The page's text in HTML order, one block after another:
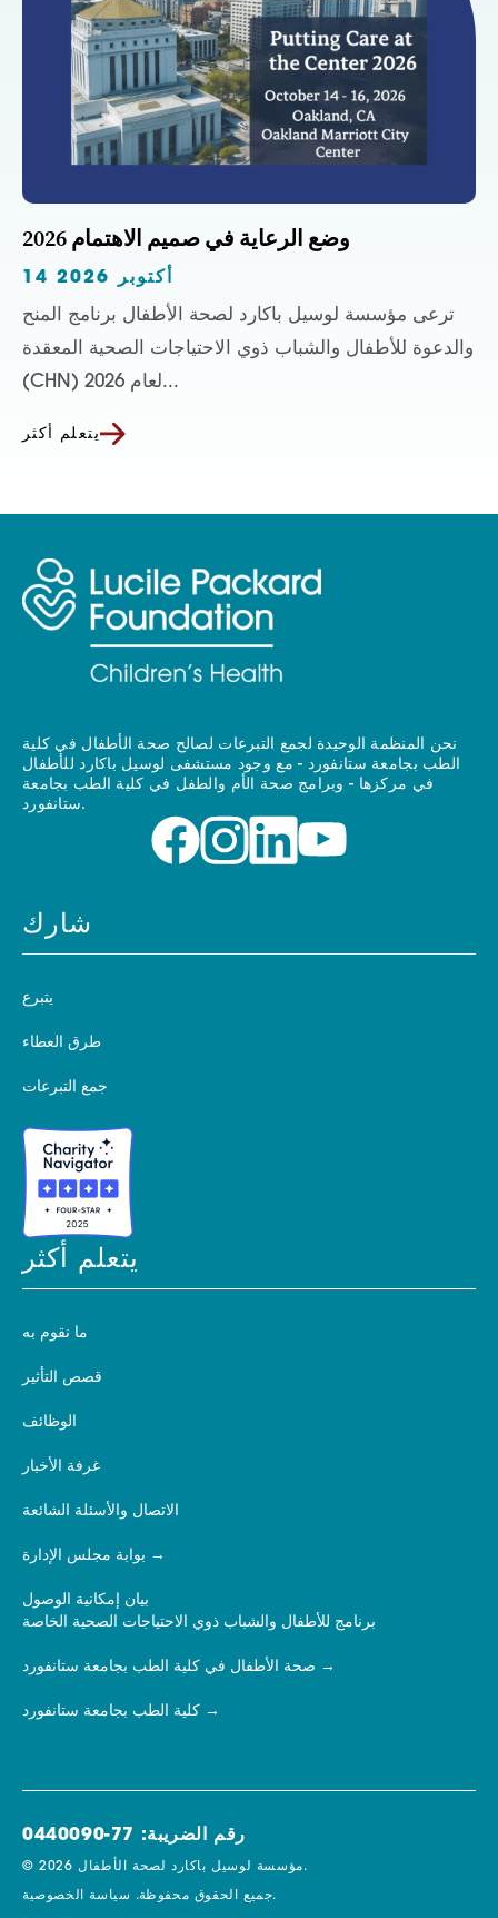
وضع الرعاية في صميم الاهتمام 2026
14 أكتوبر 2026
ترعى مؤسسة لوسيل باكارد لصحة الأطفال برنامج المنح
والدعوة للأطفال والشباب ذوي الاحتياجات الصحية المعقدة
(CHN) لعام 2026...
يتعلم أكثر
نحن المنظمة الوحيدة لجمع التبرعات لصالح صحة الأطفال في كلية
الطب بجامعة ستانفورد - مع وجود مستشفى لوسيل باكارد للأطفال
في مركزها - وبرامج صحة الأم والطفل في كلية الطب بجامعة
ستانفورد.
شارك
يتبرع
طرق العطاء
جمع التبرعات
يتعلم أكثر
ما نقوم به
قصص التأثير
الوظائف
غرفة الأخبار
الاتصال والأسئلة الشائعة
بوابة مجلس الإدارة
بيان إمكانية الوصول
برنامج للأطفال والشباب ذوي الاحتياجات الصحية الخاصة
صحة الأطفال في كلية الطب بجامعة ستانفورد
كلية الطب بجامعة ستانفورد
رقم الضريبة: 77-0440090
© 2026 مؤسسة لوسيل باكارد لصحة الأطفال.
جميع الحقوق محفوظة.سياسة الخصوصية.